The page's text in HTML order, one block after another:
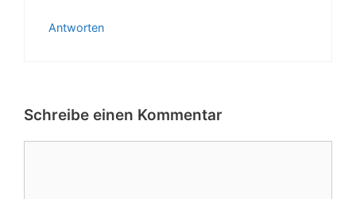
Antworten
Schreibe einen Kommentar